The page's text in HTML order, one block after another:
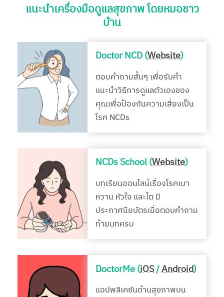
แนะนำเครื่องมือดูแลสุขภาพ โดยหมอชาว
บ้าน
Doctor NCD (Website)
ตอบคำถามสั้นๆ เพื่อรับคำ
แนะนำวิธีการดูแลตัวเองของ
คุณเพื่อป้องกันความเสี่ยงเป็น
โรค NCDs
NCDs School (Website)
บทเรียนออนไลน์เรื่องโรคเบา
หวาน หัวใจ และไต มี
ประกาศนียบัตรเมื่อตอบคำถาม
ท้ายบทครบ
DoctorMe (iOS/Android)
แอปพลิเคชันด้านสุขภาพบน